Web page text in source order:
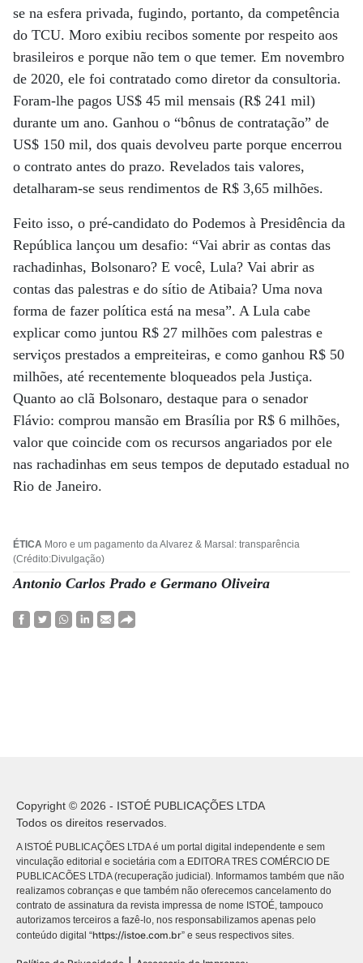
se na esfera privada, fugindo, portanto, da competência
do TCU. Moro exibiu recibos somente por respeito aos
brasileiros e porque não tem o que temer. Em novembro
de 2020, ele foi contratado como diretor da consultoria.
Foram-lhe pagos US$ 45 mil mensais (R$ 241 mil)
durante um ano. Ganhou o “bônus de contratação” de
US$ 150 mil, dos quais devolveu parte porque encerrou
o contrato antes do prazo. Revelados tais valores,
detalharam-se seus rendimentos de R$ 3,65 milhões.
Feito isso, o pré-candidato do Podemos à Presidência da
República lançou um desafio: “Vai abrir as contas das
rachadinhas, Bolsonaro? E você, Lula? Vai abrir as
contas das palestras e do sítio de Atibaia? Uma nova
forma de fazer política está na mesa”. A Lula cabe
explicar como juntou R$ 27 milhões com palestras e
serviços prestados a empreiteiras, e como ganhou R$ 50
milhões, até recentemente bloqueados pela Justiça.
Quanto ao clã Bolsonaro, destaque para o senador
Flávio: comprou mansão em Brasília por R$ 6 milhões,
valor que coincide com os recursos angariados por ele
nas rachadinhas em seus tempos de deputado estadual no
Rio de Janeiro.
ÉTICA Moro e um pagamento da Alvarez & Marsal: transparência
(Crédito:Divulgação)
Antonio Carlos Prado e Germano Oliveira
Copyright © 2026 - ISTOÉ PUBLICAÇÕES LTDA
Todos os direitos reservados.
A ISTOÉ PUBLICAÇÕES LTDA é um portal digital independente e sem
vinculação editorial e societária com a EDITORA TRES COMÉRCIO DE
PUBLICACÕES LTDA (recuperação judicial). Informamos também que não
realizamos cobranças e que também não oferecemos cancelamento do
contrato de assinatura da revista impressa de nome ISTOÉ, tampouco
autorizamos terceiros a fazê-lo, nos responsabilizamos apenas pelo
conteúdo digital “https://istoe.com.br” e seus respectivos sites.